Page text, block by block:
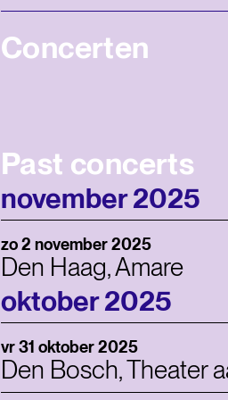
Concerten
Past concerts
november 2025
zo 2 november 2025
Den Haag, Amare
oktober 2025
vr 31 oktober 2025
Den Bosch, Theater